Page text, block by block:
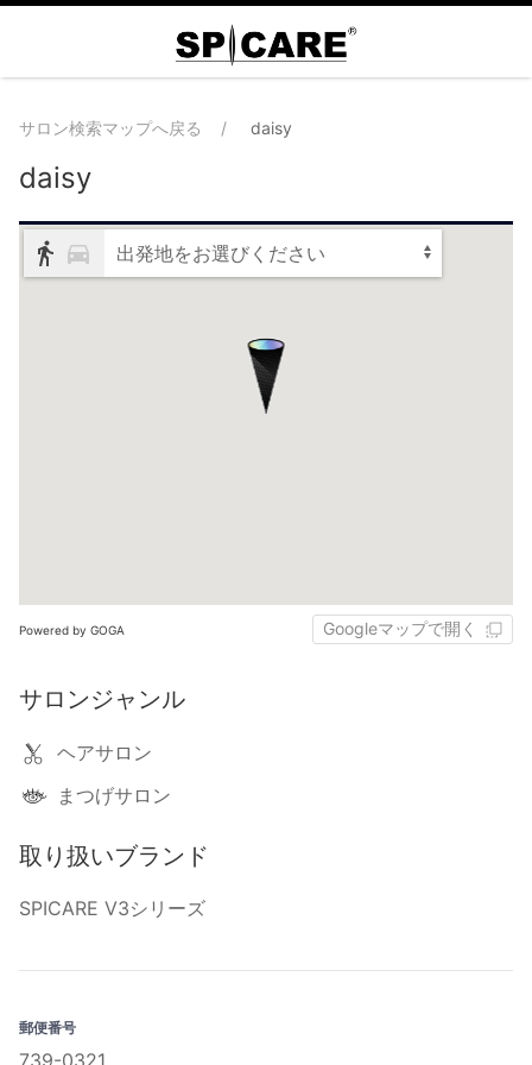
サロン検索マップへ戻る daisy
daisy
出発地をお選びください
Powered by GOGA Googleマップで開く
サロンジャンル
ヘアサロン
まつげサロン
取り扱いブランド
SPICARE V3シリーズ
郵便番号